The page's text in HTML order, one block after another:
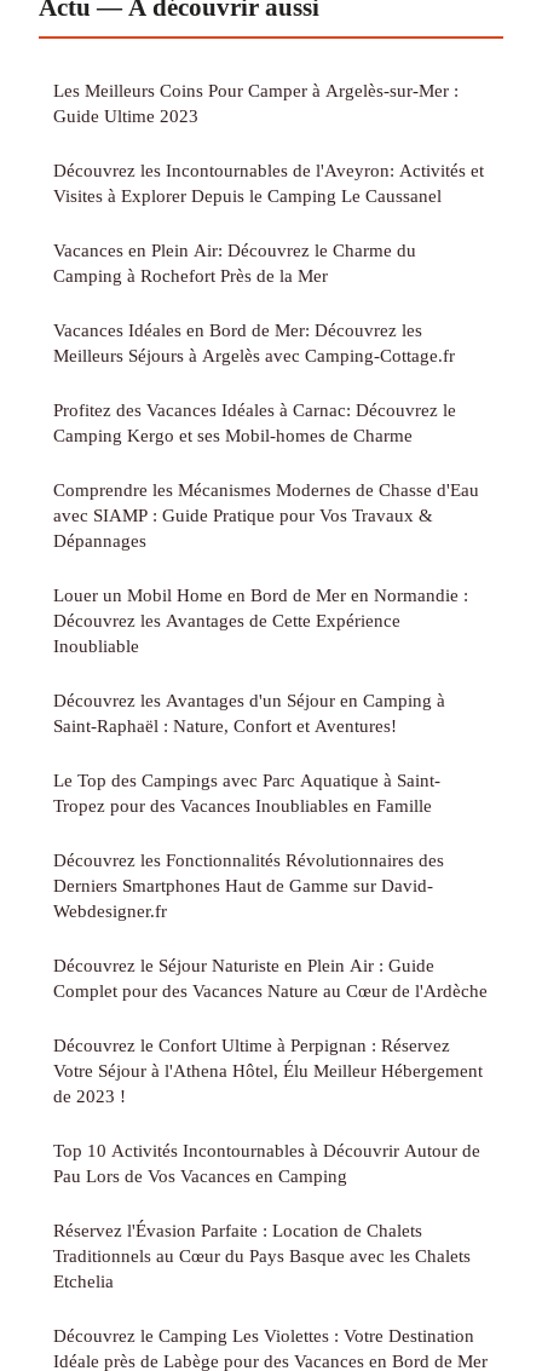
Actu — À découvrir aussi
Les Meilleurs Coins Pour Camper à Argelès-sur-Mer :
Guide Ultime 2023
Découvrez les Incontournables de l'Aveyron: Activités et
Visites à Explorer Depuis le Camping Le Caussanel
Vacances en Plein Air: Découvrez le Charme du
Camping à Rochefort Près de la Mer
Vacances Idéales en Bord de Mer: Découvrez les
Meilleurs Séjours à Argelès avec Camping-Cottage.fr
Profitez des Vacances Idéales à Carnac: Découvrez le
Camping Kergo et ses Mobil-homes de Charme
Comprendre les Mécanismes Modernes de Chasse d'Eau
avec SIAMP : Guide Pratique pour Vos Travaux &
Dépannages
Louer un Mobil Home en Bord de Mer en Normandie :
Découvrez les Avantages de Cette Expérience
Inoubliable
Découvrez les Avantages d'un Séjour en Camping à
Saint-Raphaël : Nature, Confort et Aventures!
Le Top des Campings avec Parc Aquatique à Saint-
Tropez pour des Vacances Inoubliables en Famille
Découvrez les Fonctionnalités Révolutionnaires des
Derniers Smartphones Haut de Gamme sur David-
Webdesigner.fr
Découvrez le Séjour Naturiste en Plein Air : Guide
Complet pour des Vacances Nature au Cœur de l'Ardèche
Découvrez le Confort Ultime à Perpignan : Réservez
Votre Séjour à l'Athena Hôtel, Élu Meilleur Hébergement
de 2023 !
Top 10 Activités Incontournables à Découvrir Autour de
Pau Lors de Vos Vacances en Camping
Réservez l'Évasion Parfaite : Location de Chalets
Traditionnels au Cœur du Pays Basque avec les Chalets
Etchelia
Découvrez le Camping Les Violettes : Votre Destination
Idéale près de Labège pour des Vacances en Bord de Mer